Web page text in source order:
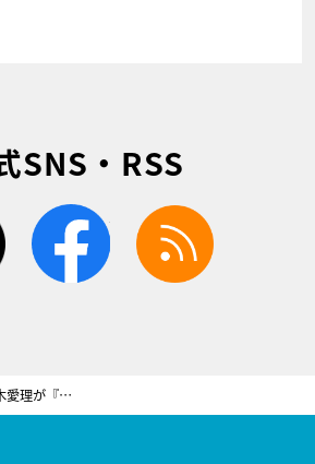
SNS・RSS
twitter facebook
鈴木愛理が『【推しの子】』カバー第2弾初披露！夜限りの超豪華『アニソンカバーFES』開催決定